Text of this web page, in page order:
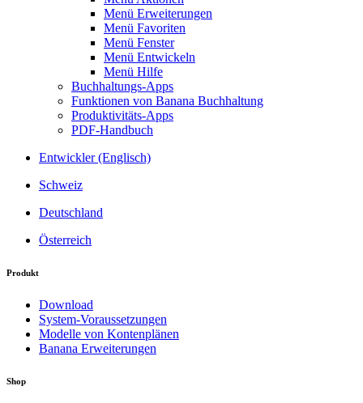
Menü Erweiterungen
Menü Favoriten
Menü Fenster
Menü Entwickeln
Menü Hilfe
Buchhaltungs-Apps
Funktionen von Banana Buchhaltung
Produktivitäts-Apps
PDF-Handbuch
Entwickler (Englisch)
Schweiz
Deutschland
Österreich
Produkt
Download
System-Voraussetzungen
Modelle von Kontenplänen
Banana Erweiterungen
Shop